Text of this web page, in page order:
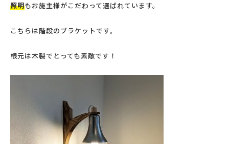
照明もお施主様がこだわって選ばれています。
こちらは階段のブラケットです。
根元は木製でとっても素敵です！